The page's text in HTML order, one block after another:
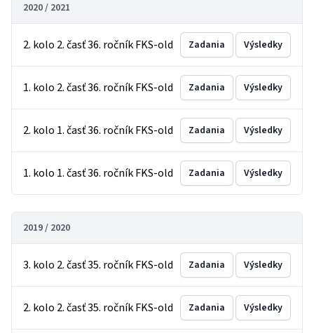
2020 / 2021
2. kolo 2. časť 36. ročník FKS-old Zadania Výsledky
1. kolo 2. časť 36. ročník FKS-old Zadania Výsledky
2. kolo 1. časť 36. ročník FKS-old Zadania Výsledky
1. kolo 1. časť 36. ročník FKS-old Zadania Výsledky
2019 / 2020
3. kolo 2. časť 35. ročník FKS-old Zadania Výsledky
2. kolo 2. časť 35. ročník FKS-old Zadania Výsledky